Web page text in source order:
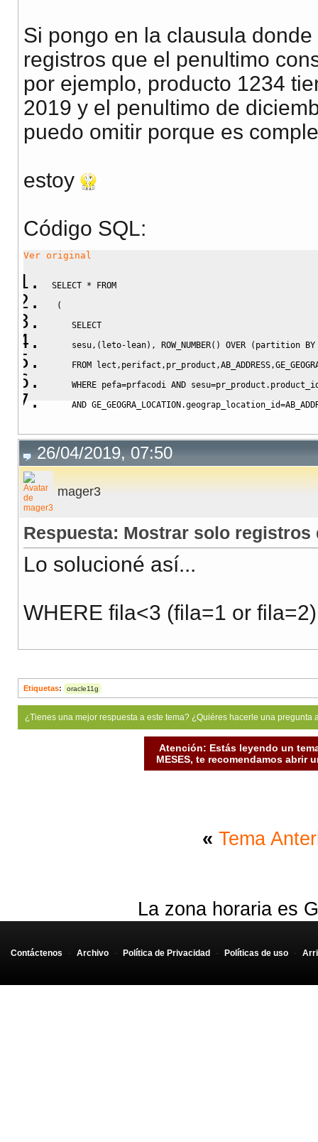
Si pongo en la clausula
registros que el penultimo
por ejemplo, producto 1234
2019 y el penultimo de
puedo omitir porque es
estoy
Código SQL:
Ver original
SELECT *
FROM
(
SELECT
sesu , ( leto-lean) , ROW_NUMBER( ) OVER ( partition BY
FROM lect , perifact , pr_product ,AB_ADDRESS ,
WHERE pefa=prfacodi AND sesu=pr_product .
AND GE_GEOGRA_LOCATION.geograp_location_id=
) t1
26/04/2019, 07:50
mager3
Respuesta: Mostrar solo
Lo solucioné así...
WHERE fila<3 (fila=1 or
Etiquetas: oracle11g
¿Tienes una mejor respuesta a este tema? ¿Quiéres hacerle una
Atención: Estás leyendo un
MESES, te recomendamos abrir
« Tema
La zona horaria es
Contáctenos - Archivo - Política de Privacidad - Políticas de uso -